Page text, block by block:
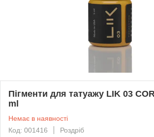
Пігменти для татуажу LIK 03
ml
Немає в наявності
Код: 001416
Роздріб